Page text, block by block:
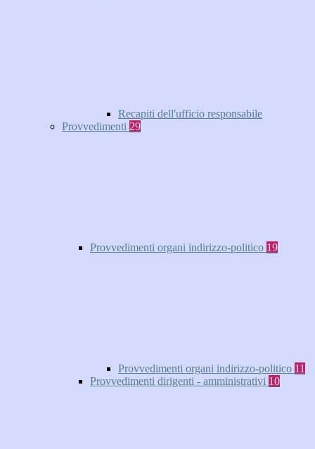
Recapiti dell'ufficio responsabile
Provvedimenti 29
Provvedimenti organi indirizzo-politico 19
Provvedimenti organi indirizzo-politico 11
Provvedimenti dirigenti - amministrativi 10